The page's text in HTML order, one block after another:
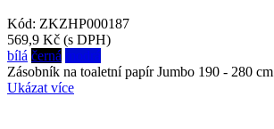
Kód: ZKZHP000187
569,9 Kč (s DPH)
bílá černá modrá
Zásobník na toaletní papír Jumbo 190 - 280 cm
Ukázat více